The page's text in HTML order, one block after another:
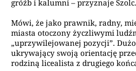
gróźb i kalumni – przyznaje Szolc.
Mówi, że jako prawnik, radny,
miasta otoczony życzliwymi
„uprzywilejowanej pozycji”.
ukrywający swoją orientację
rodziną licealista z drugiego